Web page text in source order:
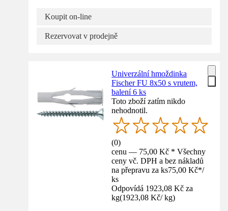
Koupit on-line
Rezervovat v prodejně
Univerzální hmoždinka
Fischer FU 8x50 s vrutem,
balení 6 ks
Toto zboží zatím nikdo
nehodnotil.
(0)
cenu — 75,00 Kč * Všechny
ceny vč. DPH a bez nákladů
na přepravu za ks75,00 Kč*/
ks
Odpovídá 1923,08 Kč za
kg(1923,08 Kč/ kg)